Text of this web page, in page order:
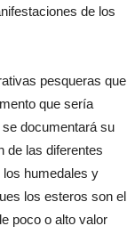
de los
pesqueras que
que sería
documentará su
de las diferentes
humedales y
los esteros son el
poco o alto valor